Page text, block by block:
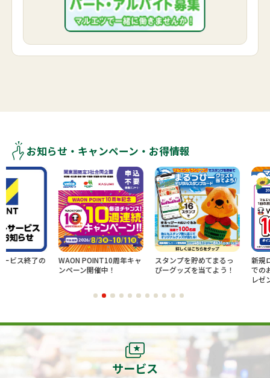
お知らせ・キャンペーン・お得情報
の
WAON POINT10周年キャ
ンペーン開催中！
スタンプを貯めてまるっ
ぴーグッズを当てよう！
新規ログイン
でのお買物で
サービス